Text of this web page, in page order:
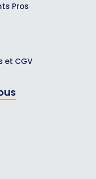
Pros
et CGV